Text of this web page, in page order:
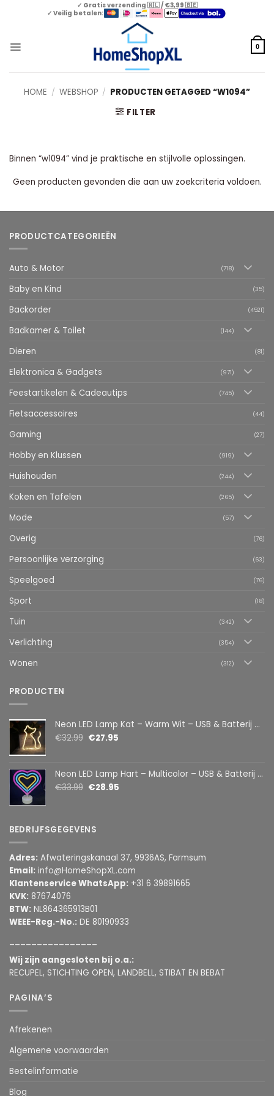
✓ Gratis verzending 🇳🇱 / €3,99 🇧🇪
✓ Veilig betalen:
0
HOME / WEBSHOP / PRODUCTEN GETAGGED “W1094”
FILTER
Binnen “w1094” vind je praktische en stijlvolle oplossingen.
Geen producten gevonden die aan uw zoekcriteria voldoen.
PRODUCTCATEGORIEËN
Auto & Motor (718)
Baby en Kind (35)
Backorder (4521)
Badkamer & Toilet (144)
Dieren (81)
Elektronica & Gadgets (971)
Feestartikelen & Cadeautips (745)
Fietsaccessoires (44)
Gaming (27)
Hobby en Klussen (919)
Huishouden (244)
Koken en Tafelen (265)
Mode (57)
Overig (76)
Persoonlijke verzorging (63)
Speelgoed (76)
Sport (18)
Tuin (342)
Verlichting (354)
Wonen (312)
PRODUCTEN
Neon LED Lamp Kat – Warm Wit – USB & Batterij – Decoratieve Tafellamp voor Kinderkamer – 28,5 x 24,5 cm
€32.99 €27.95
Neon LED Lamp Hart – Multicolor – USB & Batterij – Hartvormige Sfeerlamp – Kinderkamer & Slaapkamer – 25,2 x 23 cm
€33.99 €28.95
BEDRIJFSGEGEVENS
Adres: Afwateringskanaal 37, 9936AS, Farmsum
Email: info@HomeShopXL.com
Klantenservice WhatsApp: +31 6 39891665
KVK: 87674076
BTW: NL864365913B01
WEEE-Reg.-No.: DE 80190933
Wij zijn aangesloten bij o.a.:
RECUPEL, STICHTING OPEN, LANDBELL, STIBAT EN BEBAT
PAGINA’S
Afrekenen
Algemene voorwaarden
Bestelinformatie
Blog